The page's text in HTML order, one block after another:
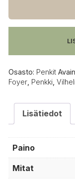
VLA75
Foyer
Osasto: Penkit
Foyer Penkki
Lisätiedot
Paino
Mitat